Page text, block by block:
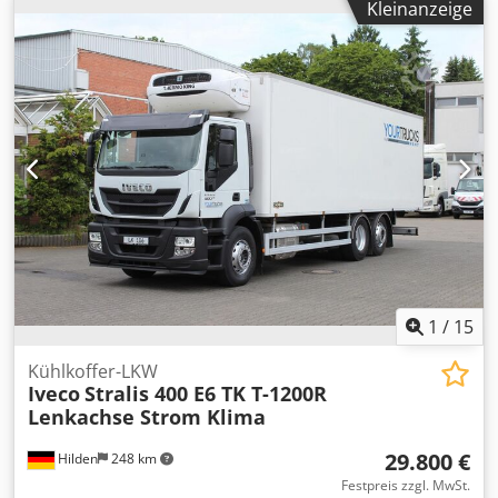
Kleinanzeige
1 / 15
Hilden 248 km
Kühlkoffer-LKW
IvecoStralis 400 E6 TK T-1200R
Lenkachse Strom Klima
29.800 €
Festpreis zzgl. MwSt.